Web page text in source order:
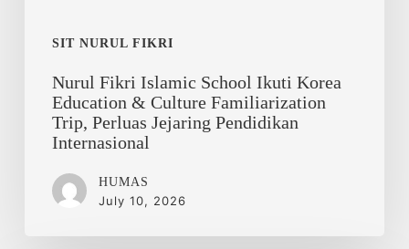
SIT NURUL FIKRI
Perluas
Pendidikan
Internasional
Nurul Fikri Islamic School Ikuti Korea
Education & Culture Familiarization
Trip, Perluas Jejaring Pendidikan
Internasional
HUMAS
July 10, 2026